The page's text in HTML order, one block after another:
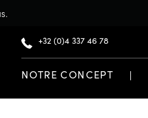
+32 (0)4 337 46 78
NOTRE CONCEPT